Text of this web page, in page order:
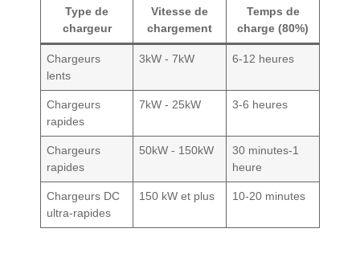
Type de
chargeur
Vitesse de
chargement
Temps de
charge (80%)
Chargeurs
lents
3kW - 7kW 6-12 heures
Chargeurs
rapides
7kW - 25kW 3-6 heures
Chargeurs
rapides
50kW - 150kW
30 minutes-1
heure
Chargeurs DC
ultra-rapides
150 kW et plus 10-20 minutes